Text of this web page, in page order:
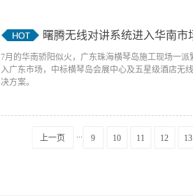
曙腾无线对讲系统进入华南市
7月的华南骄阳似火，广东珠海横琴岛施工现场一
入广东市场，中标横琴岛会展中心及五星级酒店无
决方案。
上一页 ... 9 10 11 12 13